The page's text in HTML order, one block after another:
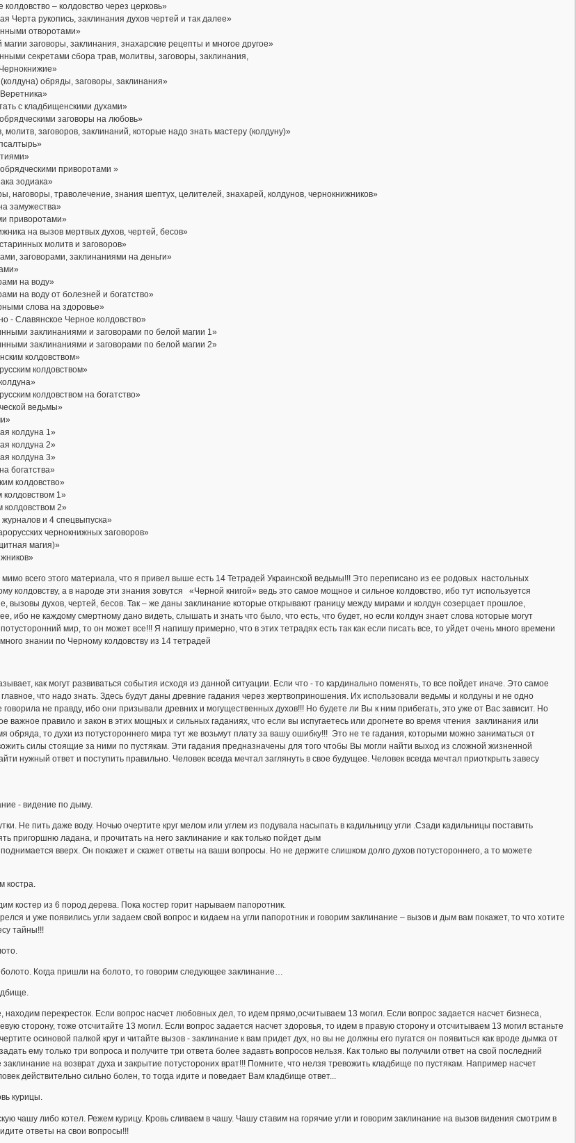
колдовство – колдовство через церковь»
Черта рукопись, заклинания духов чертей и так далее»
отворотами»
заговоры, заклинания, знахарские рецепты и многое другое»
секретами сбора трав, молитвы, заговоры, заклинания,
обряды, заговоры, заклинания»
с кладбищенскими духами»
заговоры на любовь»
молитв, заговоров, заклинаний, которые надо знать мастеру (колдуну)»
приворотами »
зодиака»
наговоры, траволечение, знания шептух, целителей, знахарей, колдунов, чернокнижников»
замужества»
приворотами»
на вызов мертвых духов, чертей, бесов»
молитв и заговоров»
заговорами, заклинаниями на деньги»
на воду»
на воду от болезней и богатство»
слова на здоровье»
- Славянское Черное колдовство»
заклинаниями и заговорами по белой магии 1»
заклинаниями и заговорами по белой магии 2»
колдовством»
колдовством»
колдовством на богатство»
ведьмы»
колдуна 1»
колдуна 2»
колдуна 3»
богатства»
колдовство»
колдовством 1»
колдовством 2»
и 4 спецвыпуска»
чернокнижных заговоров»
магия)»
всего этого материала, что я привел выше есть 14 Тетрадей Украинской ведьмы!!! Это переписано из ее родовых настольных
колдовству, а в народе эти знания зовутся «Черной книгой» ведь это самое мощное и сильное колдовство, ибо тут используется
вызовы духов, чертей, бесов. Так – же даны заклинание которые открывают границу между мирами и колдун созерцает прошлое,
ибо не каждому смертному дано видеть, слышать и знать что было, что есть, что будет, но если колдун знает слова которые могут
мир, то он может все!!! Я напишу примерно, что в этих тетрадях есть так как если писать все, то уйдет очень много времени
знании по Черному колдовству из 14 тетрадей
как могут развиваться события исходя из данной ситуации. Если что - то кардинально поменять, то все пойдет иначе. Это самое
что надо знать. Здесь будут даны древние гадания через жертвоприношения. Их использовали ведьмы и колдуны и не одно
говорила не правду, ибо они призывали древних и могущественных духов!!! Но будете ли Вы к ним прибегать, это уже от Вас зависит. Но
важное правило и закон в этих мощных и сильных гаданиях, что если вы испугаетесь или дрогнете во время чтения заклинания или
обряда, то духи из потустороннего мира тут же возьмут плату за вашу ошибку!!! Это не те гадания, которыми можно заниматься от
силы стоящие за ними по пустякам. Эти гадания предназначены для того чтобы Вы могли найти выход из сложной жизненной
нужный ответ и поступить правильно. Человек всегда мечтал заглянуть в свое будущее. Человек всегда мечтал приоткрыть завесу
- видение по дыму.
Не пить даже воду. Ночью очертите круг мелом или углем из подувала насыпать в кадильницу угли .Сзади кадильницы поставить
пригоршню ладана, и прочитать на него заклинание и как только пойдет дым
вверх. Он покажет и скажет ответы на ваши вопросы. Но не держите слишком долго духов потустороннего, а то можете
костра.
костер из 6 пород дерева. Пока костер горит нарываем папоротник.
и уже появились угли задаем свой вопрос и кидаем на угли папоротник и говорим заклинание – вызов и дым вам покажет, то что хотите
тайны!!!
Когда пришли на болото, то говорим следующее заклинание…
перекресток. Если вопрос насчет любовных дел, то идем прямо,осчитываем 13 могил. Если вопрос задается насчет бизнеса,
сторону, тоже отсчитайте 13 могил. Если вопрос задается насчет здоровья, то идем в правую сторону и отсчитываем 13 могил встаньте
осиновой палкой круг и читайте вызов - заклинание к вам придет дух, но вы не должны его пугатся он появиться как вроде дымка от
ему только три вопроса и получите три ответа более задавть вопросов нельзя. Как только вы получили ответ на свой последний
заклинание на возврат духа и закрытие потустороних врат!!! Помните, что нелзя тревожить кладбище по пустякам. Например насчет
действительно сильно болен, то тогда идите и поведает Вам кладбище ответ...
курицы.
чашу либо котел. Режем курицу. Кровь сливаем в чашу. Чашу ставим на горячие угли и говорим заклинание на вызов видения смотрим в
ответы на свои вопросы!!!